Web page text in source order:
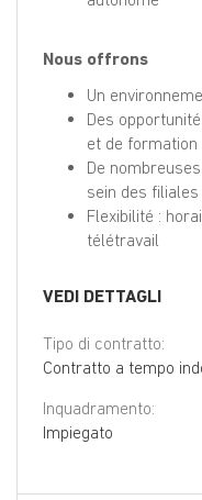
Nous offrons
Un
Des
et de formation
De
sein des
Flexibilité :
télétravail
VEDI DETTAGLI
Tipo di contratto:
Contratto a tempo
Inquadramento:
Impiegato